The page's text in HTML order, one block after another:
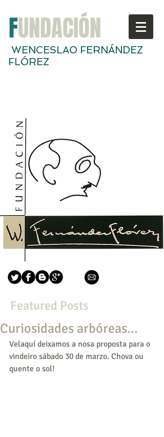
FUNDACIÓN
WENCESLAO FERNÁNDEZ
FLÓREZ
Featured Posts
Curiosidades arbóreas...
Velaquí deixamos a nosa proposta para o
vindeiro sábado 30 de marzo. Chova ou
quente o sol!